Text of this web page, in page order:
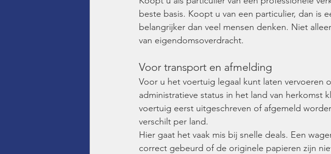
beste basis. Koopt u van een particulier, dan is
belangrijker dan veel mensen denken. Niet
van eigendomsoverdracht.
Voor transport en afmelding
Voor u het voertuig legaal kunt laten vervoeren
administratieve status in het land van herkomst
voertuig eerst uitgeschreven of afgemeld
verschilt per land.
Hier gaat het vaak mis bij snelle deals. Een
correct gebeurd of de originele papieren zijn